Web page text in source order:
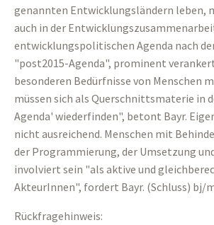
genannten Entwicklungsländern leben,
auch in der
entwicklungspolitischen Agenda nach
"post2015-Agenda", prominent
besonderen Bedürfnisse von Menschen
müssen sich als Querschnittsmaterie in
Agenda' wiederfinden", betont Bayr.
nicht ausreichend. Menschen mit
der Programmierung, der Umsetzung
involviert sein "als aktive und
AkteurInnen", fordert Bayr. (Schluss) bj/
Rückfragehinweis: